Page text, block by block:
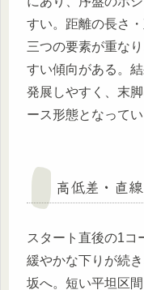
すい。距離の長さ
三つの要素が重な
すい傾向がある。
発展しやすく、末
ース形態となってい
高低差・直
スタート直後の1コ
緩やかな下りが続
坂へ。短い平坦区